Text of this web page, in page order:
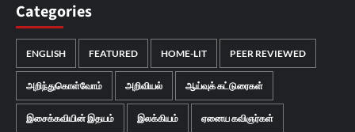
Categories
ENGLISH FEATURED HOME-LIT PEER REVIEWED
அறிந்துகொள்வோம் அறிவியல் ஆய்வுக் கட்டுரைகள்
இசைக்கவியின் இதயம் இலக்கியம் ஏனைய கவிஞர்கள்